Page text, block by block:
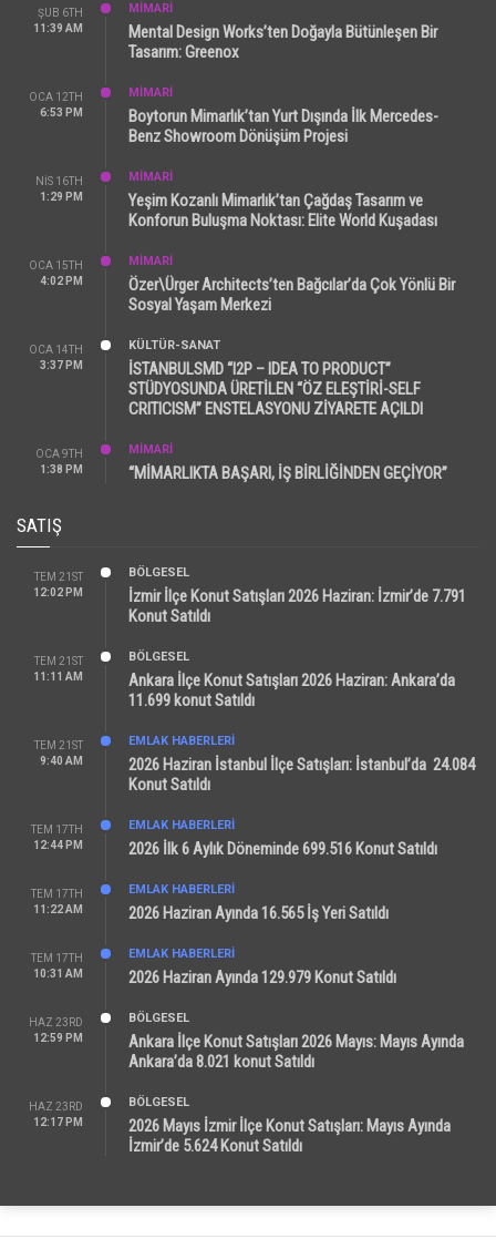
ŞUB 6TH
11:39 AM
MİMARİ
Mental Design Works’ten Doğayla Bütünleşen Bir
Tasarım: Greenox
OCA 12TH
6:53 PM
MİMARİ
Boytorun Mimarlık’tan Yurt Dışında İlk Mercedes-
Benz Showroom Dönüşüm Projesi
NIS 16TH
1:29 PM
MİMARİ
Yeşim Kozanlı Mimarlık’tan Çağdaş Tasarım ve
Konforun Buluşma Noktası: Elite World Kuşadası
OCA 15TH
4:02 PM
MİMARİ
Özer\Ürger Architects’ten Bağcılar’da Çok Yönlü Bir
Sosyal Yaşam Merkezi
OCA 14TH
3:37 PM
KÜLTÜR-SANAT
İSTANBULSMD “I2P – IDEA TO PRODUCT”
STÜDYOSUNDA ÜRETİLEN “ÖZ ELEŞTİRİ-SELF
CRITICISM” ENSTELASYONU ZİYARETE AÇILDI
OCA 9TH
1:38 PM
MİMARİ
“MİMARLIKTA BAŞARI, İŞ BİRLİĞİNDEN GEÇİYOR”
SATIŞ
TEM 21ST
12:02 PM
BÖLGESEL
İzmir İlçe Konut Satışları 2026 Haziran: İzmir’de 7.791
Konut Satıldı
TEM 21ST
11:11 AM
BÖLGESEL
Ankara İlçe Konut Satışları 2026 Haziran: Ankara’da
11.699 konut Satıldı
TEM 21ST
9:40 AM
EMLAK HABERLERI
2026 Haziran İstanbul İlçe Satışları: İstanbul’da 24.084
Konut Satıldı
TEM 17TH
12:44 PM
EMLAK HABERLERI
2026 İlk 6 Aylık Döneminde 699.516 Konut Satıldı
TEM 17TH
11:22 AM
EMLAK HABERLERI
2026 Haziran Ayında 16.565 İş Yeri Satıldı
TEM 17TH
10:31 AM
EMLAK HABERLERI
2026 Haziran Ayında 129.979 Konut Satıldı
HAZ 23RD
12:59 PM
BÖLGESEL
Ankara İlçe Konut Satışları 2026 Mayıs: Mayıs Ayında
Ankara’da 8.021 konut Satıldı
HAZ 23RD
12:17 PM
BÖLGESEL
2026 Mayıs İzmir İlçe Konut Satışları: Mayıs Ayında
İzmir’de 5.624 Konut Satıldı